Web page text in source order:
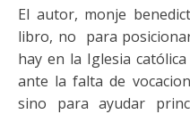
El autor, monje
libro, no para
hay en la Iglesia
ante la falta de
sino para ayudar